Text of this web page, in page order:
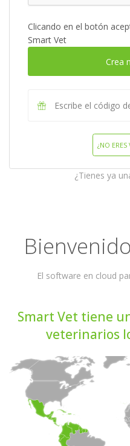
Clicando en el botón
Smart Vet
Crea
¿NO ERES
¿Tienes ya
El software en cloud
Smart Vet tiene
veterinarios